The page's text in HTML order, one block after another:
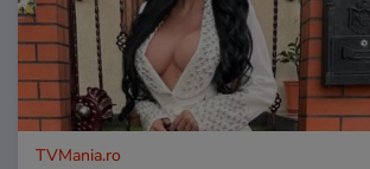
TVMania.ro